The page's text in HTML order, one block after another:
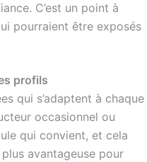
C’est un point à
pourraient être exposés
profils
qui s’adaptent à chaque
occasionnel ou
qui convient, et cela
plus avantageuse pour